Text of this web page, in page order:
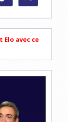
avec ce